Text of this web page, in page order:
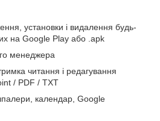
установки і видалення будь-
на Google Play або .apk
менеджера
читання і редагування
/ PDF / TXT
календар, Google